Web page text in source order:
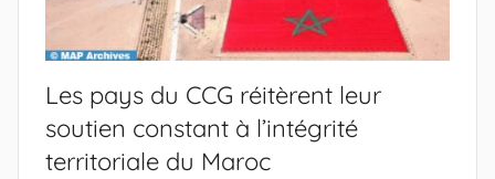
Les pays du CCG réitèrent leur
soutien constant à l’intégrité
territoriale du Maroc